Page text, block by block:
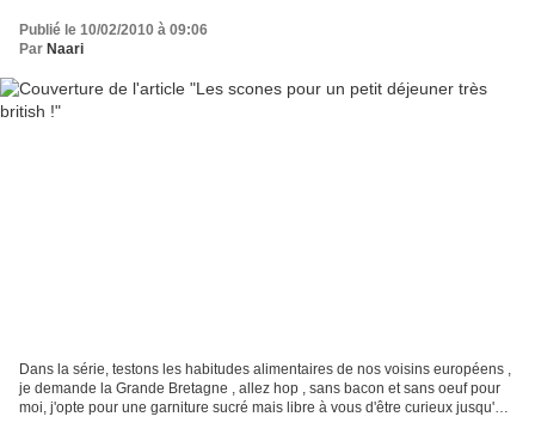
Publié le 10/02/2010 à 09:06
Par Naari
Dans la série, testons les habitudes alimentaires de nos voisins européens ,
je demande la Grande Bretagne , allez hop , sans bacon et sans oeuf pour
moi, j'opte pour une garniture sucré mais libre à vous d'être curieux jusqu'au